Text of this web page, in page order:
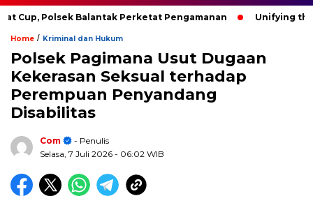
Polsek Balantak Perketat Pengamanan Unifying the
Home / Kriminal dan Hukum
Polsek Pagimana Usut Dugaan
Kekerasan Seksual terhadap
Perempuan Penyandang
Disabilitas
Com
- Penulis
Selasa, 7 Juli 2026 - 06:02 WIB